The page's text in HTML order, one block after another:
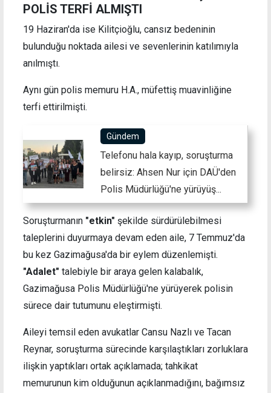
POLİS TERFİ ALMIŞTI
19 Haziran'da ise Kilitçioğlu, cansız bedeninin
bulunduğu noktada ailesi ve sevenlerinin katılımıyla
anılmıştı.
Aynı gün polis memuru H.A., müfettiş muavinliğine
terfi ettirilmişti.
Gündem
Telefonu hala kayıp, soruşturma
belirsiz: Ahsen Nur için DAÜ'den
Polis Müdürlüğü'ne yürüyüş...
Soruşturmanın "etkin" şekilde sürdürülebilmesi
taleplerini duyurmaya devam eden aile, 7 Temmuz'da
bu kez Gazimağusa'da bir eylem düzenlemişti.
"Adalet" talebiyle bir araya gelen kalabalık,
Gazimağusa Polis Müdürlüğü'ne yürüyerek polisin
sürece dair tutumunu eleştirmişti.
Aileyi temsil eden avukatlar Cansu Nazlı ve Tacan
Reynar, soruşturma sürecinde karşılaştıkları zorluklara
ilişkin yaptıkları ortak açıklamada; tahkikat
memurunun kim olduğunun açıklanmadığını, bağımsız